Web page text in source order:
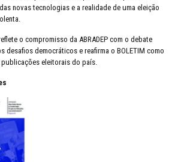
novas tecnologias e a realidade de uma eleição
o compromisso da ABRADEP com o debate
desafios democráticos e reafirma o BOLETIM como
eleitorais do país.